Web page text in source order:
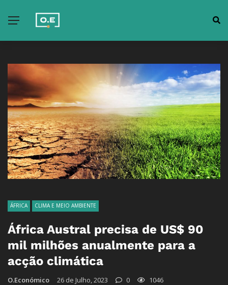
ÁFRICA CLIMA E MEIO AMBIENTE
África Austral precisa de US$ 90
mil milhões anualmente para a
acção climática
O.Económico 26 de Julho, 2023 0 1046